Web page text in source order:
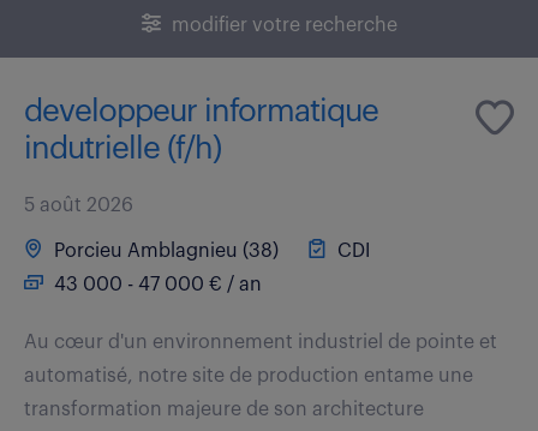
modifier votre recherche
developpeur informatique
indutrielle (f/h)
5 août 2026
Porcieu Amblagnieu (38)
CDI
43 000 - 47 000 € / an
Au cœur d'un environnement industriel de pointe et
automatisé, notre site de production entame une
transformation majeure de son architecture